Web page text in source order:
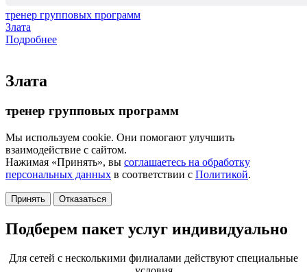
тренер групповых программ
Злата
Подробнее
Злата
тренер групповых программ
Мы используем cookie. Они помогают улучшить
взаимодействие с сайтом.
Нажимая «Принять», вы соглашаетесь на обработку
персональных данных в соответствии с Политикой.
Принять Отказаться
Подберем пакет услуг индивидуально
Для сетей с несколькими филиалами действуют специальные